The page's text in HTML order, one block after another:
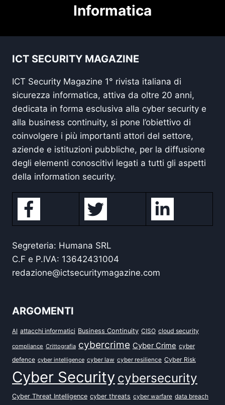
Informatica
ICT SECURITY MAGAZINE
ICT Security Magazine 1° rivista italiana di
sicurezza informatica, attiva da oltre 20 anni,
dedicata in forma esclusiva alla cyber security e
alla business continuity, si pone l’obiettivo di
coinvolgere i più importanti attori del settore,
aziende e istituzioni pubbliche, per la diffusione
degli elementi conoscitivi legati a tutti gli aspetti
della information security.
Segreteria: Humana SRL
C.F e P.IVA: 13642431004
redazione@ictsecuritymagazine.com
ARGOMENTI
AI attacchi informatici Business Continuity CISO cloud security
compliance Crittografia cybercrime Cyber Crime cyber
defence cyber intelligence cyber law cyber resilience Cyber Risk
Cyber Security cybersecurity
Cyber Threat Intelligence cyber threats cyber warfare data breach